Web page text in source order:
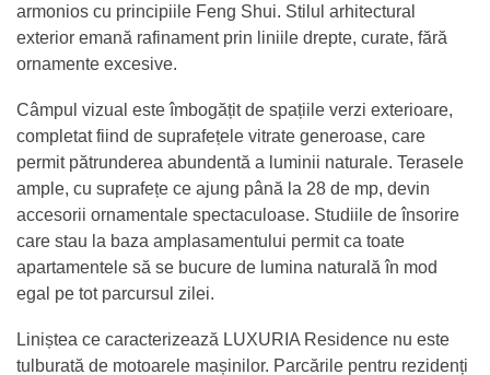
armonios cu principiile Feng Shui. Stilul arhitectural
exterior emană rafinament prin liniile drepte, curate, fără
ornamente excesive.
Câmpul vizual este îmbogățit de spațiile verzi exterioare,
completat fiind de suprafețele vitrate generoase, care
permit pătrunderea abundentă a luminii naturale. Terasele
ample, cu suprafețe ce ajung până la 28 de mp, devin
accesorii ornamentale spectaculoase. Studiile de însorire
care stau la baza amplasamentului permit ca toate
apartamentele să se bucure de lumina naturală în mod
egal pe tot parcursul zilei.
Liniștea ce caracterizează LUXURIA Residence nu este
tulburată de motoarele mașinilor. Parcările pentru rezidenți